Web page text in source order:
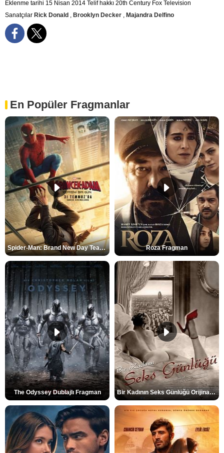
Eklenme tarihi 15 Nisan 2014 Telif hakkı 20th Century Fox Television
Sanatçılar Rick Donald , Brooklyn Decker , Majandra Delfino
En Popüler Fragmanlar
Spider-Man: Brand New Day Teaser Roza Fragman
The Odyssey Dublajlı Fragman Bir Kadının Seks Günlüğü Orijinal Fragman